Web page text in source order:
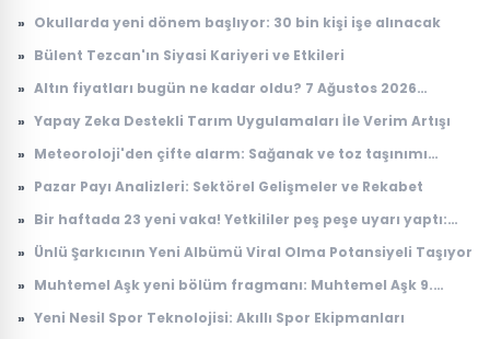
» Okullarda yeni dönem başlıyor: 30 bin kişi işe alınacak
» Bülent Tezcan'ın Siyasi Kariyeri ve Etkileri
» Altın fiyatları bugün ne kadar oldu? 7 Ağustos 2026
» Yapay Zeka Destekli Tarım Uygulamaları İle Verim Artışı
» Meteoroloji'den çifte alarm: Sağanak ve toz taşınımı
» Pazar Payı Analizleri: Sektörel Gelişmeler ve Rekabet
» Bir haftada 23 yeni vaka! Yetkililer peş peşe uyarı yaptı:
» Ünlü Şarkıcının Yeni Albümü Viral Olma Potansiyeli Taşıyor
» Muhtemel Aşk yeni bölüm fragmanı: Muhtemel Aşk 9.
» Yeni Nesil Spor Teknolojisi: Akıllı Spor Ekipmanları